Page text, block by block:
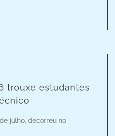
trouxe estudantes
julho, decorreu no